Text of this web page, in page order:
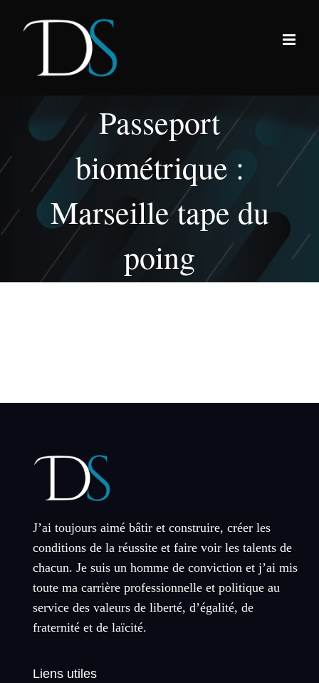
Passeport
biométrique :
Marseille tape du
poing
J’ai toujours aimé bâtir et construire, créer les
conditions de la réussite et faire voir les talents de
chacun. Je suis un homme de conviction et j’ai mis
toute ma carrière professionnelle et politique au
service des valeurs de liberté, d’égalité, de
fraternité et de laïcité.
Liens utiles